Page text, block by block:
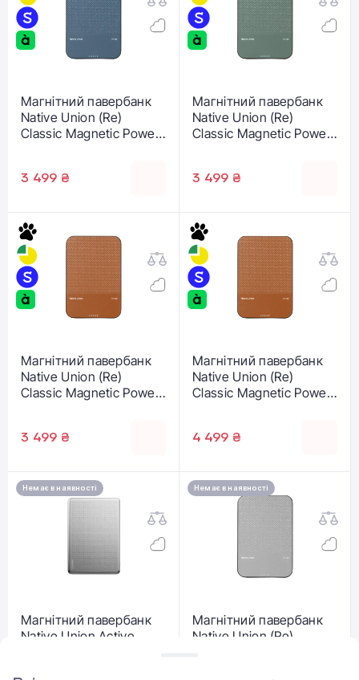
Магнітний павербанк
Native Union (Re)
Classic Magnetic Power
Q2)
3 499 ₴
Магнітний павербанк
Native Union (Re)
Classic Magnetic Power
GRN-Q2)
3 499 ₴
Магнітний павербанк
Native Union (Re)
Classic Magnetic Power
3 499 ₴
Магнітний павербанк
Native Union (Re)
Classic Magnetic Power
4 499 ₴
Немає в наявності
Магнітний павербанк
Native Union Active
Немає в наявності
Магнітний павербанк
Native Union (Re)